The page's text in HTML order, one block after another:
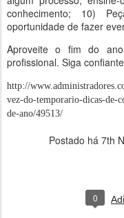
conhecimento; 10)
oportunidade de fazer
Aproveite o fim do
profissional. Siga
http://
vez-do-temporario-dicas-de-
de-ano/49513/
Postado há 7th
0